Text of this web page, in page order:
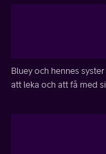
Bluey och hennes
att leka och att få med